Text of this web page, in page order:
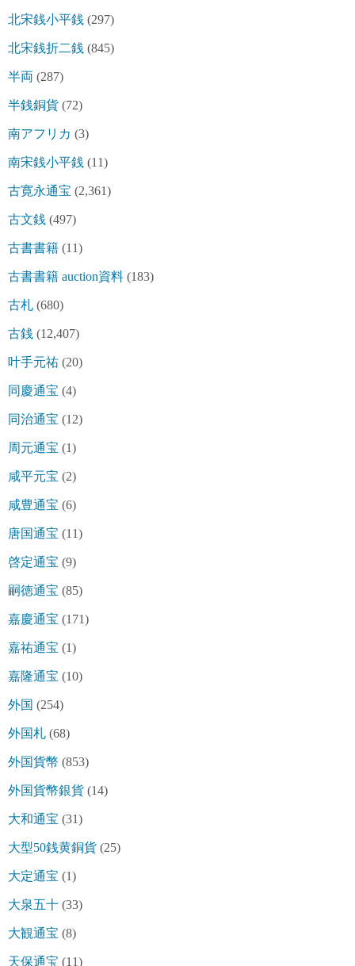
北宋銭小平銭 (297)
北宋銭折二銭 (845)
半両 (287)
半銭銅貨 (72)
南アフリカ (3)
南宋銭小平銭 (11)
古寛永通宝 (2,361)
古文銭 (497)
古書書籍 (11)
古書書籍 auction資料 (183)
古札 (680)
古銭 (12,407)
叶手元祐 (20)
同慶通宝 (4)
同治通宝 (12)
周元通宝 (1)
咸平元宝 (2)
咸豊通宝 (6)
唐国通宝 (11)
啓定通宝 (9)
嗣徳通宝 (85)
嘉慶通宝 (171)
嘉祐通宝 (1)
嘉隆通宝 (10)
外国 (254)
外国札 (68)
外国貨幣 (853)
外国貨幣銀貨 (14)
大和通宝 (31)
大型50銭黄銅貨 (25)
大定通宝 (1)
大泉五十 (33)
大観通宝 (8)
天保通宝 (11)